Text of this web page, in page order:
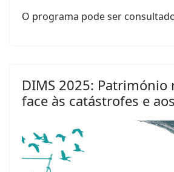
O programa pode ser
DIMS 2025: Património
face às catástrofes e